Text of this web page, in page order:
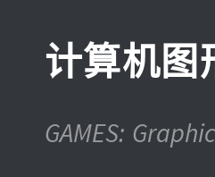
计算机图
GAMES: